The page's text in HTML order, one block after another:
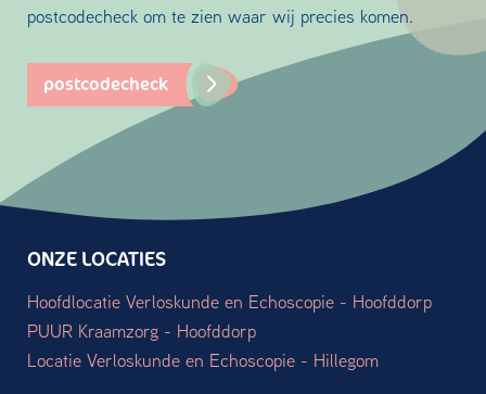
postcodecheck om te zien waar wij precies komen.
postcodecheck
ONZE LOCATIES
Hoofdlocatie Verloskunde en Echoscopie - Hoofddorp
PUUR Kraamzorg - Hoofddorp
Locatie Verloskunde en Echoscopie - Hillegom